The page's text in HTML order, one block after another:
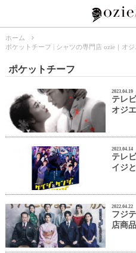
ホーム
ポケットチーフ | シャツの専門店 ozie｜オジ
ポケットチーフ
2023.04.19
テレ
オジ
2023.04.14
テレ
イジ
2022.04.22
フジ
店商